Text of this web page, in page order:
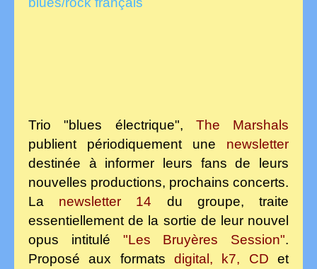
Trio "blues électrique", The Marshals
publient périodiquement une newsletter
destinée à informer leurs fans de leurs
nouvelles productions, prochains concerts.
La newsletter 14 du groupe, traite
essentiellement de la sortie de leur nouvel
opus intitulé "Les Bruyères Session".
Proposé aux formats digital, k7, CDet